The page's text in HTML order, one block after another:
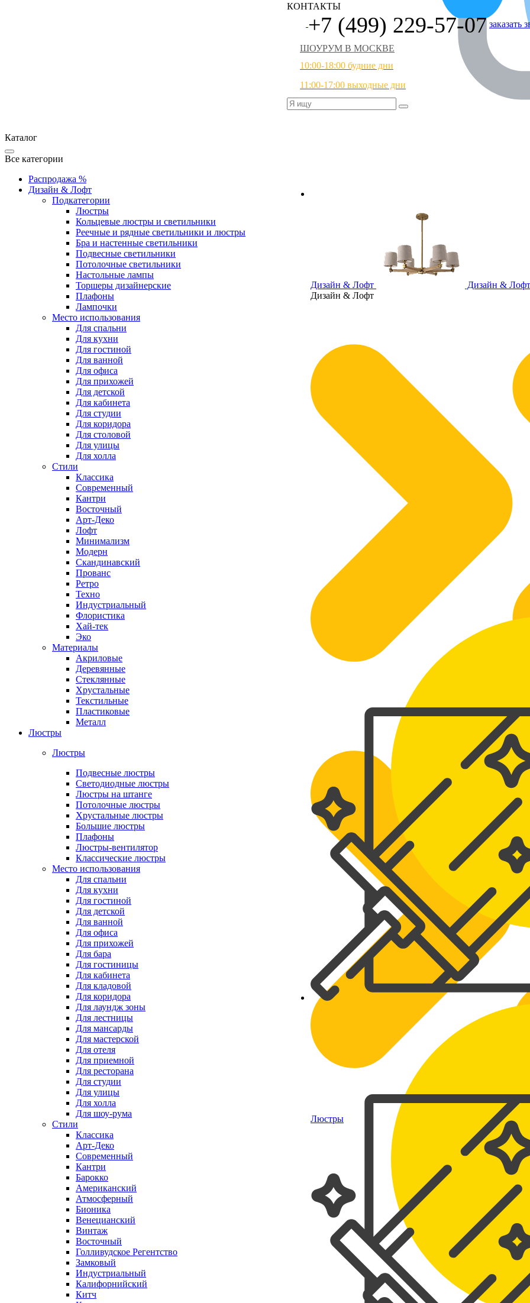
Дизайн & Лофт
Дизайн & Лофт
Дизайн & Лофт
Люстры
КОНТАКТЫ
+7 (499) 229-57-07 заказать
ШОУРУМ В МОСКВЕ
10:00-18:00 будние дни
11:00-17:00 выходные дни
Каталог
Все категории
Распродажа %
Дизайн & Лофт
Подкатегории
Люстры
Кольцевые люстры и светильники
Реечные и рядные светильники и люстры
Бра и настенные светильники
Подвесные светильники
Потолочные светильники
Настольные лампы
Торшеры дизайнерские
Плафоны
Лампочки
Место использования
Для спальни
Для кухни
Для гостиной
Для ванной
Для офиса
Для прихожей
Для детской
Для кабинета
Для студии
Для коридора
Для столовой
Для улицы
Для холла
Стили
Классика
Современный
Кантри
Восточный
Арт-Деко
Лофт
Минимализм
Модерн
Скандинавский
Прованс
Ретро
Техно
Индустриальный
Флористика
Хай-тек
Эко
Материалы
Акриловые
Деревянные
Стеклянные
Хрустальные
Текстильные
Пластиковые
Металл
Люстры
Люстры
Подвесные люстры
Светодиодные люстры
Люстры на штанге
Потолочные люстры
Хрустальные люстры
Большие люстры
Плафоны
Люстры-вентилятор
Классические люстры
Место использования
Для спальни
Для кухни
Для гостиной
Для детской
Для ванной
Для офиса
Для прихожей
Для бара
Для гостиницы
Для кабинета
Для кладовой
Для коридора
Для лаундж зоны
Для лестницы
Для мансарды
Для мастерской
Для отеля
Для приемной
Для ресторана
Для студии
Для улицы
Для холла
Для шоу-рума
Стили
Классика
Арт-Деко
Современный
Кантри
Барокко
Американский
Атмосферный
Бионика
Венецианский
Винтаж
Восточный
Голливудское Регентство
Замковый
Индустриальный
Калифорнийский
Китч